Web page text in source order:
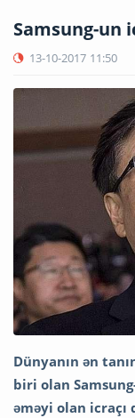
Samsung-un
13-10-2017 11:50
Dünyanın ən
biri olan
əməyi olan